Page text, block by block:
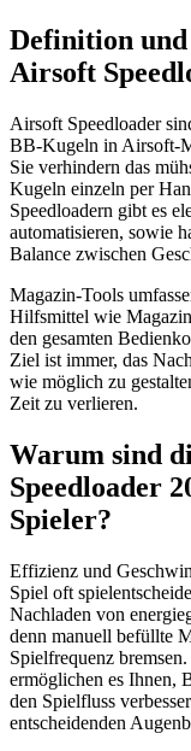
Definition
Airsoft
Airsoft Speedloader
BB-Kugeln in Airsoft-
Sie verhindern das
Kugeln einzeln per
Speedloadern gibt es
automatisieren, sowie
Balance zwischen
Magazin-Tools
Hilfsmittel wie
den gesamten
Ziel ist immer, das
wie möglich zu
Zeit zu verlieren.
Warum sind
Speedloader
Spieler?
Effizienz und
Spiel oft
Nachladen von
denn manuell befüllte
Spielfrequenz
ermöglichen es Ihnen,
den Spielfluss
entscheidenden